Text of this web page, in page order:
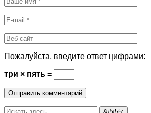
Пожалуйста, введите ответ цифрами:
три × пять =